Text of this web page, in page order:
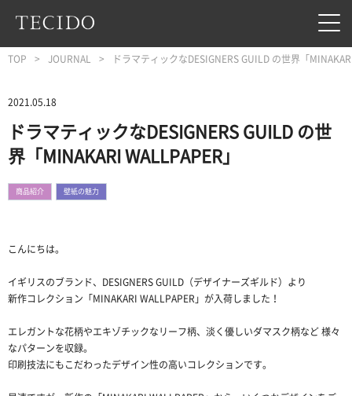
フッターへジャンプ
TOP JOURNAL ドラマティックなDESIGNERS GUILD の世界「
2021.05.18
ドラマティックなDESIGNERS GUILD の世
界「MINAKARI WALLPAPER」
商品紹介 壁紙の魅力
こんにちは。
イギリスのブランド、DESIGNERS GUILD（デザイナーズギルド）より
新作コレクション「MINAKARI WALLPAPER」が入荷しました！
エレガントな花柄やエキゾチックなリーフ柄、淡く優しいダマスク柄など 様々
なパターンを収録。
印刷技法にもこだわったデザイン性の高いコレクションです。